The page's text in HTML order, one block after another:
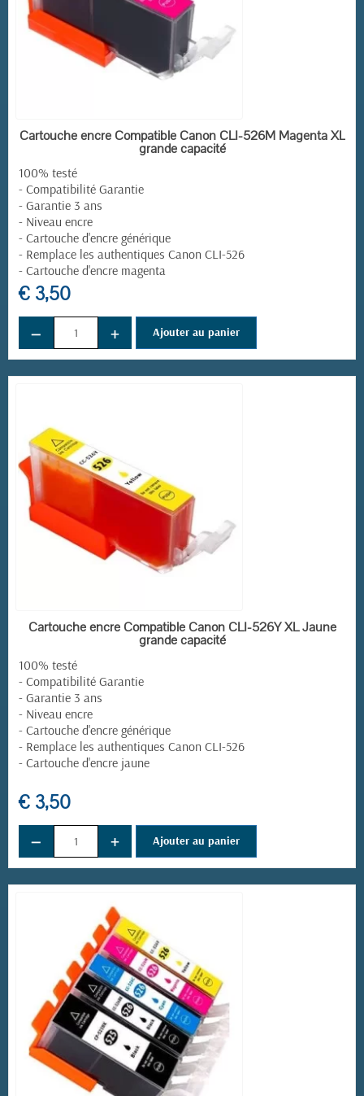
EN STOCK
Cartouche encre Compatible Canon CLI-526M Magenta XL
grande capacité
100% testé
- Compatibilité Garantie
- Garantie 3 ans
- Niveau encre
- Cartouche d'encre générique
- Remplace les authentiques Canon CLI-526
- Cartouche d'encre magenta
€ 3,50
− + Ajouter au panier
EN STOCK
Cartouche encre Compatible Canon CLI-526Y XL Jaune
grande capacité
100% testé
- Compatibilité Garantie
- Garantie 3 ans
- Niveau encre
- Cartouche d'encre générique
- Remplace les authentiques Canon CLI-526
- Cartouche d'encre jaune
€ 3,50
− + Ajouter au panier